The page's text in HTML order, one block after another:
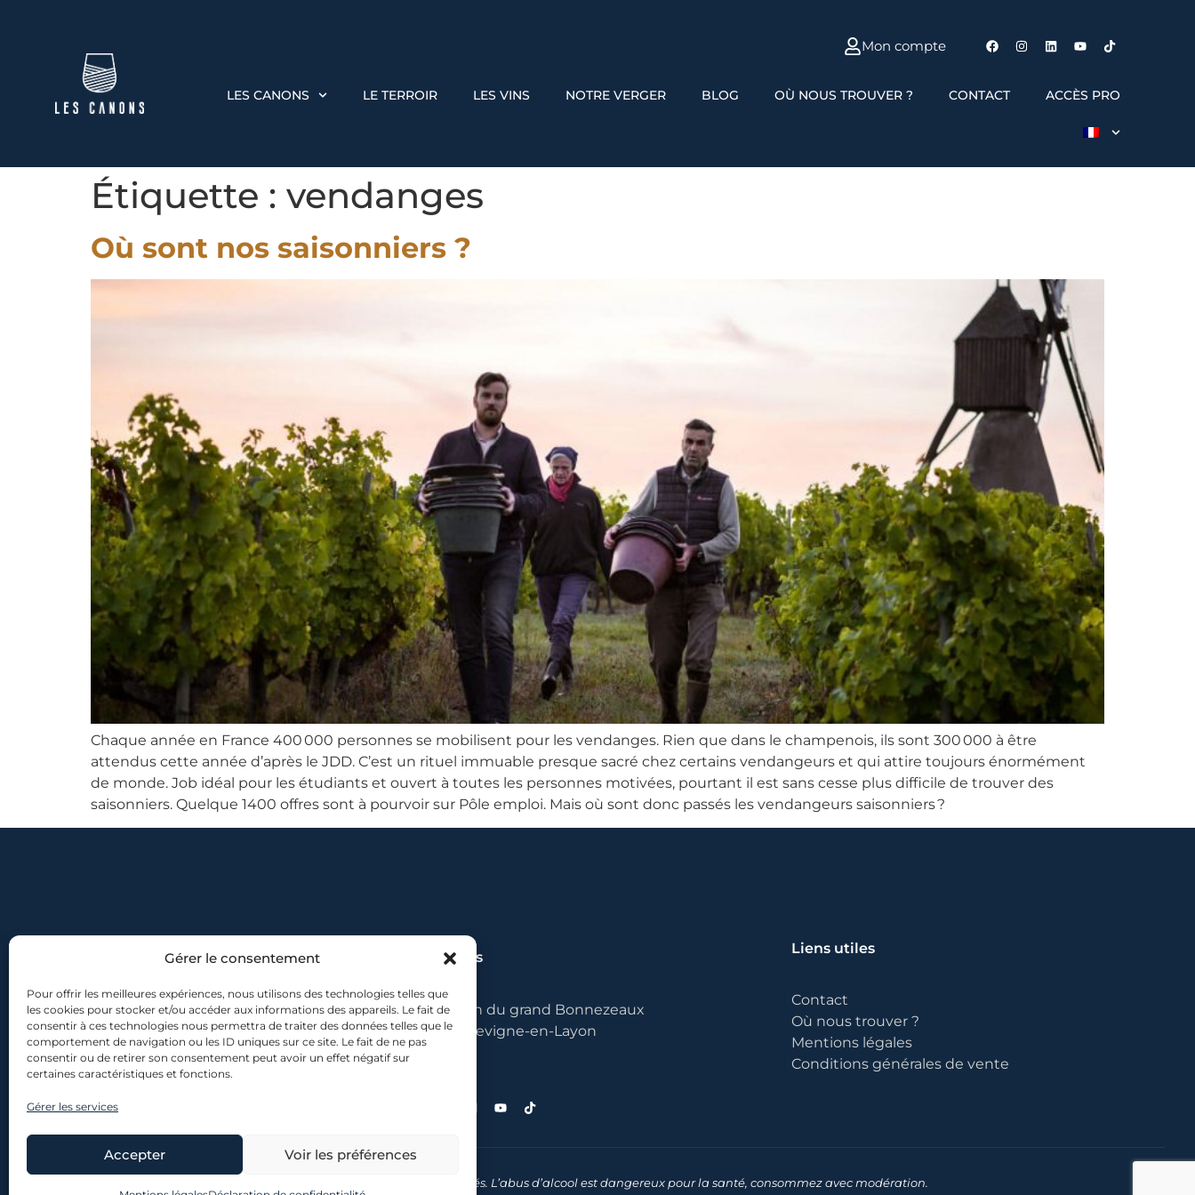
Gérer le consentement
Pour offrir les meilleures expériences, nous utilisons des technologies telles que
les cookies pour stocker et/ou accéder aux informations des appareils. Le fait de
consentir à ces technologies nous permettra de traiter des données telles que le
comportement de navigation ou les ID uniques sur ce site. Le fait de ne pas
consentir ou de retirer son consentement peut avoir un effet négatif sur
certaines caractéristiques et fonctions.
Gérer les services
Accepter Voir les préférences
Mon compte
LES CANONS LE TERROIR LES VINS NOTRE VERGER BLOG OÙ NOUS TROUVER ? CONTACT ACCÈS PRO
Étiquette : vendanges
Où sont nos saisonniers ?
Chaque année en France 400 000 personnes se mobilisent pour les vendanges. Rien que dans le champenois, ils sont 300 000 à être
attendus cette année d’après le JDD. C’est un rituel immuable presque sacré chez certains vendangeurs et qui attire toujours énormément
de monde. Job idéal pour les étudiants et ouvert à toutes les personnes motivées, pourtant il est sans cesse plus difficile de trouver des
saisonniers. Quelque 1400 offres sont à pourvoir sur Pôle emploi. Mais où sont donc passés les vendangeurs saisonniers ?
Les Canons
373 chemin du grand Bonnezeaux
49380 Bellevigne-en-Layon
Liens utiles
Contact
Où nous trouver ?
Mentions légales
Conditions générales de vente
© 2026 lescanons.co – Tous droits réservés. L’abus d’alcool est dangereux pour la santé, consommez avec modération.